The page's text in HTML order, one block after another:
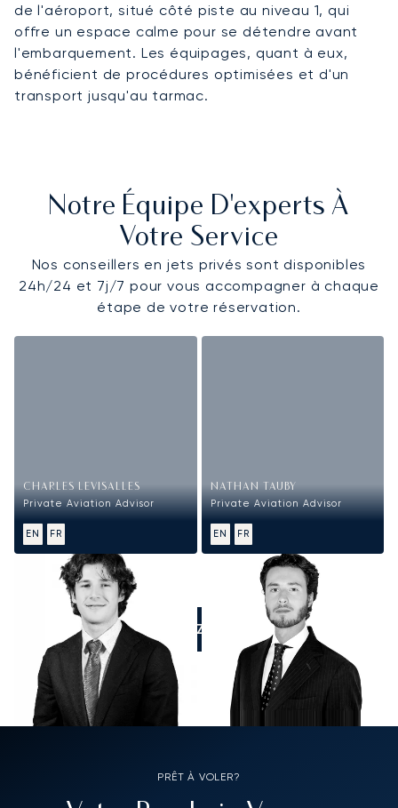
de l'aéroport, situé côté piste au niveau 1, qui
offre un espace calme pour se détendre avant
l'embarquement. Les équipages, quant à eux,
bénéficient de procédures optimisées et d'un
transport jusqu'au tarmac.
Notre Équipe D'experts À
Votre Service
Nos conseillers en jets privés sont disponibles
24h/24 et 7j/7 pour vous accompagner à chaque
étape de votre réservation.
CHARLES LEVISALLES
Private Aviation Advisor
EN FR
NATHAN TAUBY
Private Aviation Advisor
EN FR
APPELEZ-NOUS
PRÊT À VOLER?